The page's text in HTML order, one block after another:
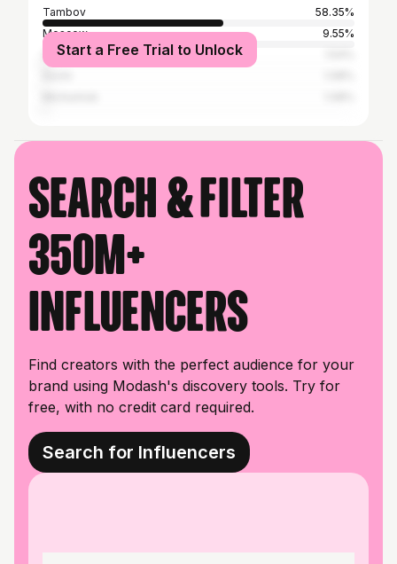
Tambov
58.35%
Moscow
9.55%
Saint Petersburg
Start a Free Trial to Unlock
Search & filter
350M+
influencers
Find creators with the perfect audience for your
brand using Modash's discovery tools. Try for
free, with no credit card required.
Search for Influencers